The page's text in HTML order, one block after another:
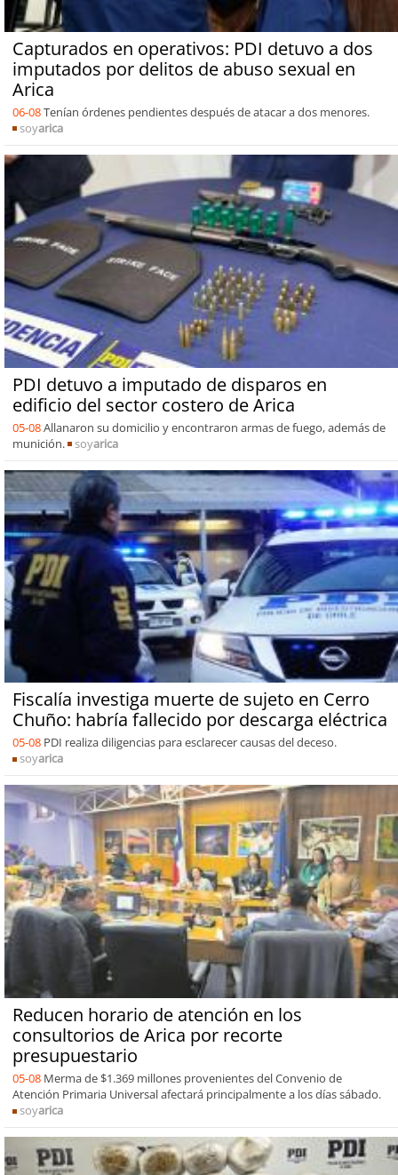
Capturados en operativos: PDI detuvo a dos
imputados por delitos de abuso sexual en
Arica
06-08Tenían órdenes pendientes después de atacar a dos menores.
soyarica
PDI detuvo a imputado de disparos en
edificio del sector costero de Arica
05-08Allanaron su domicilio y encontraron armas de fuego, además de
munición.
soyarica
Fiscalía investiga muerte de sujeto en Cerro
Chuño: habría fallecido por descarga eléctrica
05-08 PDI realiza diligencias para esclarecer causas del deceso.
soyarica
Reducen horario de atención en los
consultorios de Arica por recorte
presupuestario
05-08 Merma de $1.369 millones provenientes del Convenio de
Atención Primaria Universal afectará principalmente a los días sábado.
soyarica